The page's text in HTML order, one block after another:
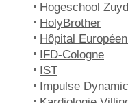
Hogeschool Zuyd
HolyBrother
Hôpital
IFD-Cologne
IST
Impulse